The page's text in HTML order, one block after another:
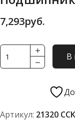
7,293руб.
Количество
товара
FBC
В
Артикул: 21320